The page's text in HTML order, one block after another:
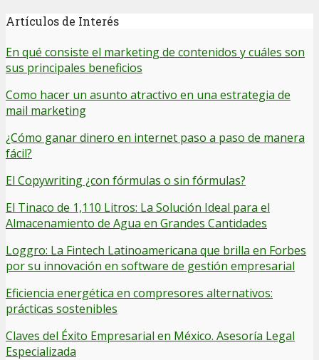
Artículos de Interés
En qué consiste el marketing de contenidos y cuáles son
sus principales beneficios
Como hacer un asunto atractivo en una estrategia de
mail marketing
¿Cómo ganar dinero en internet paso a paso de manera
fácil?
El Copywriting ¿con fórmulas o sin fórmulas?
El Tinaco de 1,110 Litros: La Solución Ideal para el
Almacenamiento de Agua en Grandes Cantidades
Loggro: La Fintech Latinoamericana que brilla en Forbes
por su innovación en software de gestión empresarial
Eficiencia energética en compresores alternativos:
prácticas sostenibles
Claves del Éxito Empresarial en México. Asesoría Legal
Especializada